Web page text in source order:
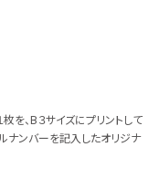
を、B３サイズにプリントして
ナンバーを記入したオリジナ